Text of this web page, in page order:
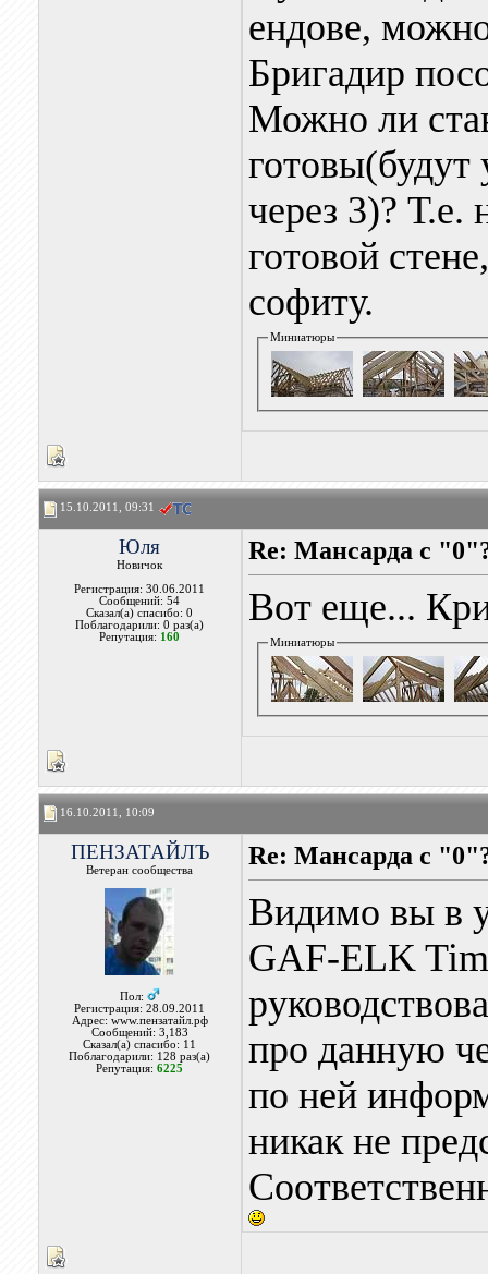
ендове,
Бригадир
Можно ли
готовы(будут
через 3)? Т.е.
готовой
софиту.
Миниатюры
15.10.2011, 09:31
Юля
Новичок
Регистрация: 30.06.2011
Сообщений: 54
Сказал(а) спасибо: 0
Поблагодарили: 0 раз(а)
Репутация: 160
Re: Мансарда с
Вот еще...
Миниатюры
16.10.2011, 10:09
ПЕНЗАТАЙЛЪ
Ветеран сообщества
Пол:
Регистрация: 28.09.2011
Адрес: www.пензатайл.рф
Сообщений: 3,183
Сказал(а) спасибо: 11
Поблагодарили: 128 раз(а)
Репутация:6225
Re: Мансарда с
Видимо вы в
GAF-ELK
про данную
по ней
никак не